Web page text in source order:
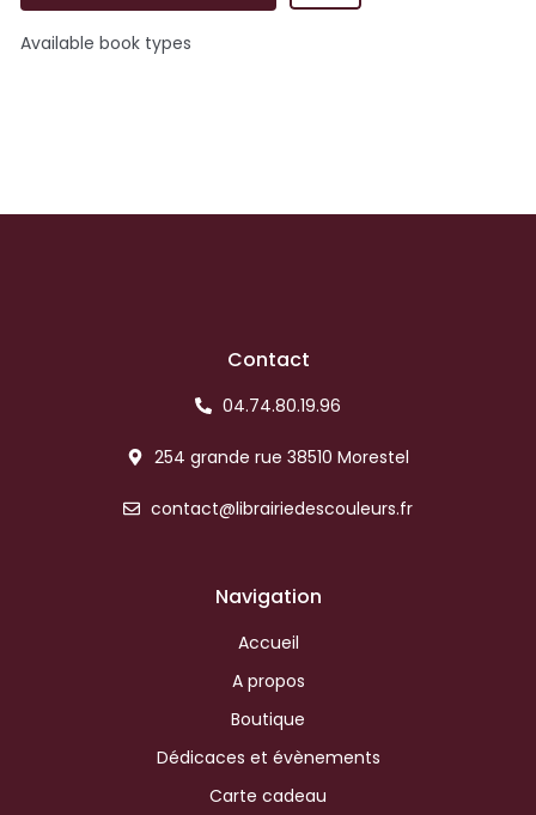
Available book types
Contact
04.74.80.19.96
254 grande rue 38510 Morestel
contact@librairiedescouleurs.fr
Navigation
Accueil
A propos
Boutique
Dédicaces et évènements
Carte cadeau